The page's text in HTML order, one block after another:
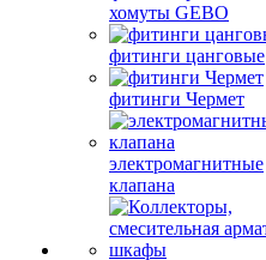
хомуты GEBO
фитинги цанговые
фитинги Чермет
электромагнитные
клапана